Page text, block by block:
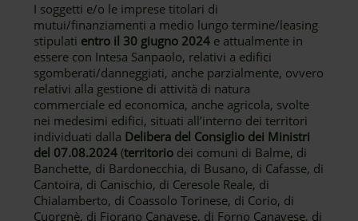
I soggetti e/o le imprese titolari di
mutui/finanziamenti a medio lungo termine/leasing
stipulati entro il 30 giugno 2024 e attualmente in
essere con Intesa Sanpaolo, relativi a edifici
sgomberati/danneggiati, anche parzialmente, ovvero
relativi alla gestione di attività di natura
commerciale ed economica, anche agricola, svolte
nei medesimi edifici, situati all’interno dei territori
individuati dalla Delibera del Consiglio dei Ministri
del 07.08.2024 (territorio dei comuni di Balme, di
Banchette, di Bardonecchia, di Busano, di Cafasse, di
Cantoira, di Canischio, di Ceresole Reale, di
Chialamberto, di Coassolo Torinese, di Corio, di
Cuorgnè, di Fiorano Canavese, di Forno Canavese, di